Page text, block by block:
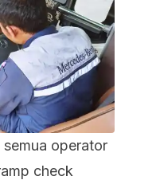
operator
check